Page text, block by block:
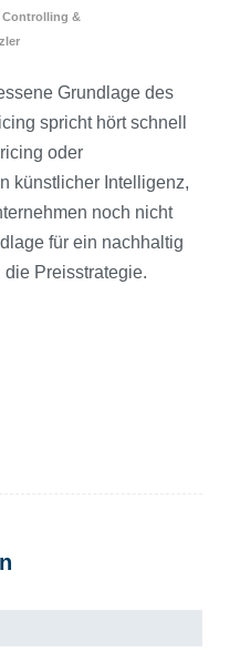
Controlling &
Grundlage des
spricht hört schnell
oder
künstlicher Intelligenz,
noch nicht
für ein nachhaltig
Preisstrategie.